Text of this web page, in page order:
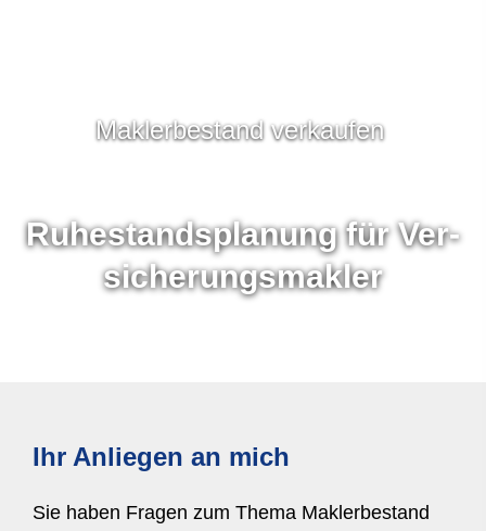
Maklerbestand verkaufen
Ruhestandsplanung für Ver­
sicherungs­makler
Ihr Anliegen an mich
Sie haben Fragen zum Thema Maklerbestand